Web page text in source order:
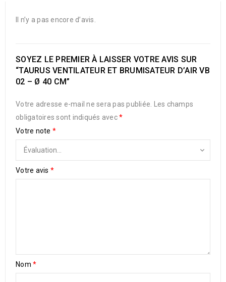
Il n’y a pas encore d’avis.
SOYEZ LE PREMIER À LAISSER VOTRE AVIS SUR
“TAURUS VENTILATEUR ET BRUMISATEUR D’AIR VB
02 – Ø 40 CM”
Votre adresse e-mail ne sera pas publiée.
Les champs
obligatoires sont indiqués avec*
Votre note *
Votre avis *
Nom *